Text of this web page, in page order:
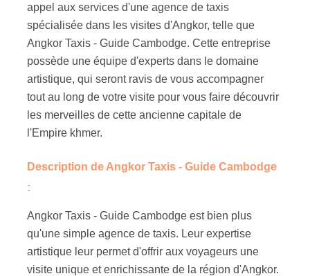
appel aux services d'une agence de taxis
spécialisée dans les visites d'Angkor, telle que
Angkor Taxis - Guide Cambodge. Cette entreprise
possède une équipe d'experts dans le domaine
artistique, qui seront ravis de vous accompagner
tout au long de votre visite pour vous faire découvrir
les merveilles de cette ancienne capitale de
l'Empire khmer.
Description de Angkor Taxis - Guide Cambodge
:
Angkor Taxis - Guide Cambodge est bien plus
qu'une simple agence de taxis. Leur expertise
artistique leur permet d'offrir aux voyageurs une
visite unique et enrichissante de la région d'Angkor.